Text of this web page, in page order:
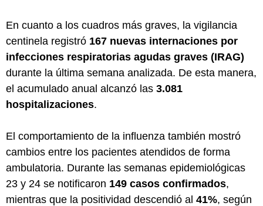
En cuanto a los cuadros más graves, la vigilancia
centinela registró 167 nuevas internaciones por
infecciones respiratorias agudas graves (IRAG)
durante la última semana analizada. De esta manera,
el acumulado anual alcanzó las 3.081
hospitalizaciones.
El comportamiento de la influenza también mostró
cambios entre los pacientes atendidos de forma
ambulatoria. Durante las semanas epidemiológicas
23 y 24 se notificaron 149 casos confirmados,
mientras que la positividad descendió al 41%, según